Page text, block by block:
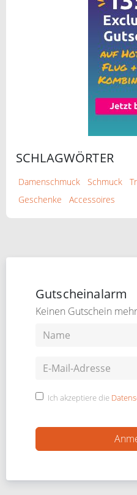
SCHLAGWÖRTER
Damenschmuck Schmuck
Geschenke
Accessoires
Gutscheinalarm
Keinen Gutschein
Ich akzeptiere die